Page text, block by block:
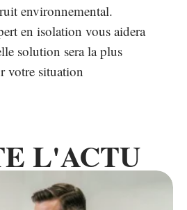
environnemental.
en isolation vous aidera
solution sera la plus
votre situation
L'ACTU